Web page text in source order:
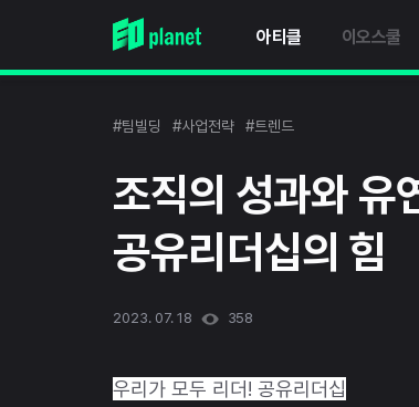
아티클 이오스쿨
#팀빌딩 #사업전략 #트렌드
조직의 성과와 유
공유리더십의 힘
2023. 07. 18 358
우리가 모두 리더! 공유리더십